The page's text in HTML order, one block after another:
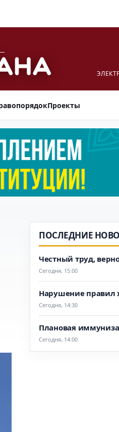
Проекты
ПОСЛЕДНИЕ
Честный труд,
Сегодня, 15:00
Нарушение правил
Сегодня, 14:30
Плановая
Сегодня, 14:00